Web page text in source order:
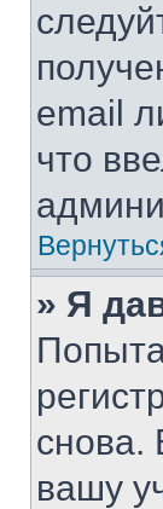
email
что
» Я
снова.
вашу